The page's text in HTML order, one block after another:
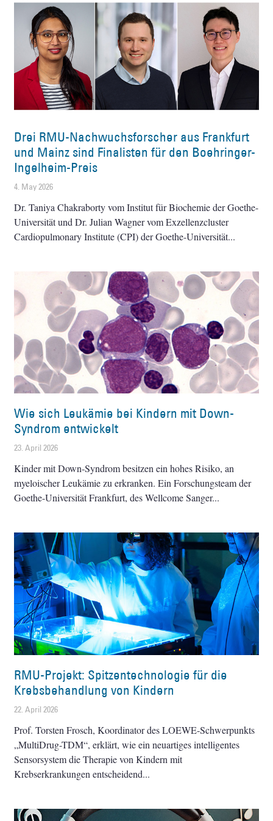
Drei RMU-Nachwuchsforscher aus Frankfurt
und Mainz sind Finalisten für den Boehringer-
Ingelheim-Preis
4. May 2026
Dr. Taniya Chakraborty vom Institut für Biochemie der Goethe-
Universität und Dr. Julian Wagner vom Exzellenzcluster
Cardiopulmonary Institute (CPI) der Goethe-Universität
Wie sich Leukämie bei Kindern mit Down-
Syndrom entwickelt
23. April 2026
Kinder mit Down-Syndrom besitzen ein hohes Risiko, an
myeloischer Leukämie zu erkranken. Ein Forschungsteam der
Goethe-Universität Frankfurt, des Wellcome Sanger
RMU-Projekt: Spitzentechnologie für die
Krebsbehandlung von Kindern
22. April 2026
Prof. Torsten Frosch, Koordinator des LOEWE-Schwerpunkts
„MultiDrug-TDM“, erklärt, wie ein neuartiges intelligentes
Sensorsystem die Therapie von Kindern mit
Krebserkrankungen entscheidend